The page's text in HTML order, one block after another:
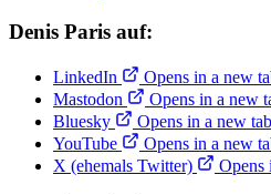
Denis Paris auf:
LinkedIn
Opens in a new
Mastodon
Opens in a new
Bluesky
Opens in a new tab
YouTube
Opens in a new
X (ehemals Twitter)
Opens